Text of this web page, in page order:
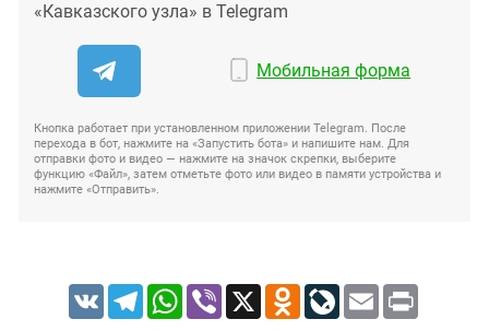
«Кавказского узла» в Telegram
Мобильная форма
Кнопка работает при установленном приложении Telegram. После
перехода в бот, нажмите на «Запустить бота» и напишите нам. Для
отправки фото и видео — нажмите на значок скрепки, выберите
функцию «Файл», затем отметьте фото или видео в памяти устройства и
нажмите «Отправить».
VK TelegramWhatsApp
Viber X Odnoklassniki
LiveJournal
Email Print